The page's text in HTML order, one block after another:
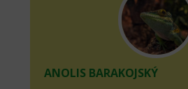
ANOLIS BARAKOJSKÝ